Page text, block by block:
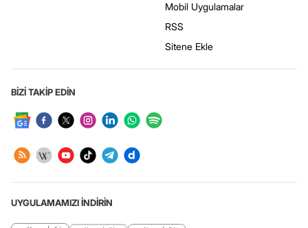
Mobil Uygulamalar
RSS
Sitene Ekle
BİZİ TAKİP EDİN
UYGULAMAMIZI İNDİRİN